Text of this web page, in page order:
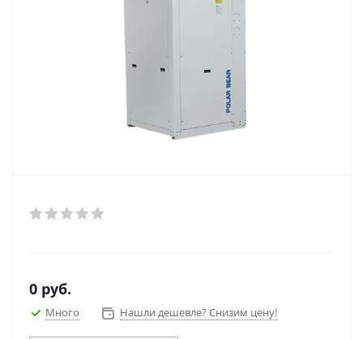
0 руб.
Много Нашли дешевле? Снизим цену!